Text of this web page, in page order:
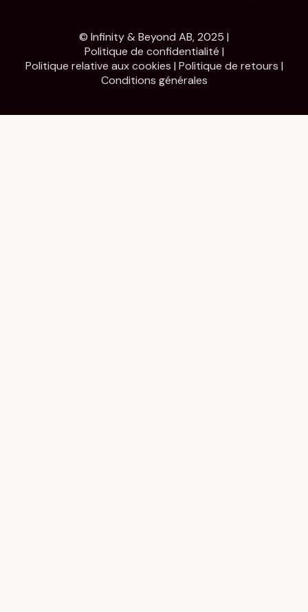
© Infinity & Beyond AB, 2025 |
Politique de confidentialité |
Politique relative aux cookies | Politique de retours |
Conditions générales